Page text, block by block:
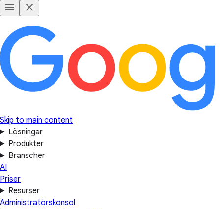
Skip to main content
Lösningar
Produkter
Branscher
AI
Priser
Resurser
Administratörskonsol